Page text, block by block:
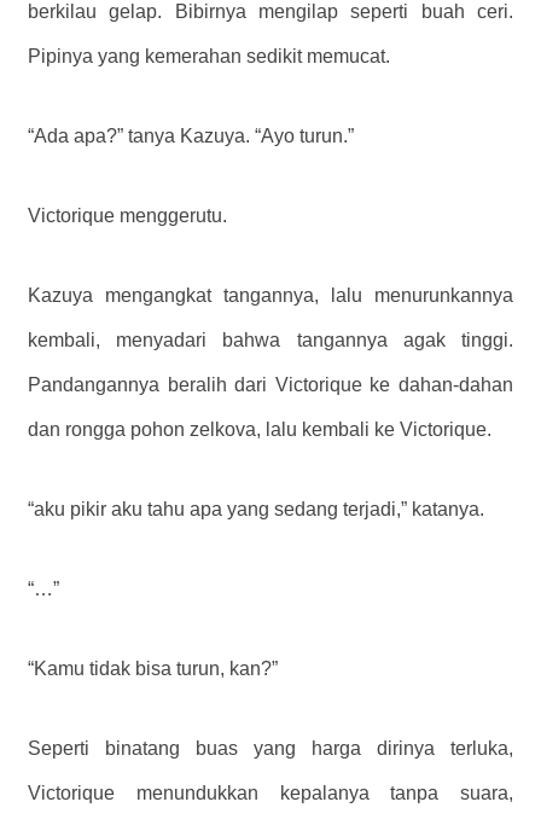
berkilau gelap. Bibirnya mengilap seperti buah ceri.
Pipinya yang kemerahan sedikit memucat.
“Ada apa?” ​​tanya Kazuya. “Ayo turun.”
Victorique menggerutu.
Kazuya mengangkat tangannya, lalu menurunkannya
kembali, menyadari bahwa tangannya agak tinggi.
Pandangannya beralih dari Victorique ke dahan-dahan
dan rongga pohon zelkova, lalu kembali ke Victorique.
“aku pikir aku tahu apa yang sedang terjadi,” katanya.
“…”
“Kamu tidak bisa turun, kan?”
Seperti binatang buas yang harga dirinya terluka,
Victorique menundukkan kepalanya tanpa suara,